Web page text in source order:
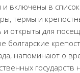
включены в
термы и
и открыты для
напоминают о
государств